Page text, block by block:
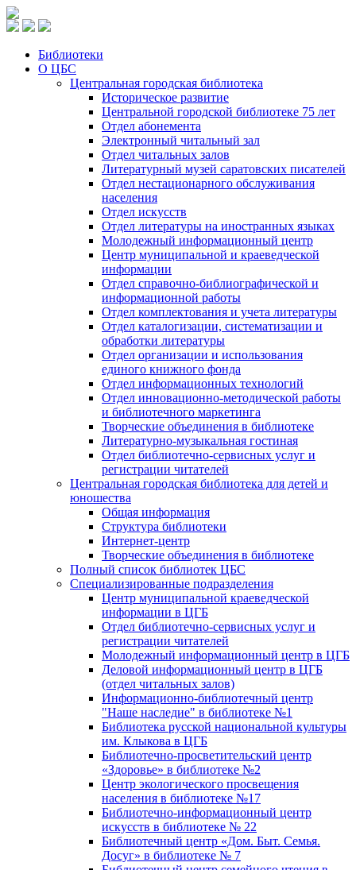
Библиотеки
О ЦБС
Центральная городская библиотека
Историческое развитие
Центральной городской библиотеке 75 лет
Отдел абонемента
Электронный читальный зал
Отдел читальных залов
Литературный музей саратовских писателей
Отдел нестационарного обслуживания
населения
Отдел искусств
Отдел литературы на иностранных языках
Молодежный информационный центр
Центр муниципальной и краеведческой
информации
Отдел справочно-библиографической и
информационной работы
Отдел комплектования и учета литературы
Отдел каталогизации, систематизации и
обработки литературы
Отдел организации и использования
единого книжного фонда
Отдел информационных технологий
Отдел инновационно-методической работы
и библиотечного маркетинга
Творческие объединения в библиотеке
Литературно-музыкальная гостиная
Отдел библиотечно-сервисных услуг и
регистрации читателей
Центральная городская библиотека для детей и
юношества
Общая информация
Структура библиотеки
Интернет-центр
Творческие объединения в библиотеке
Полный список библиотек ЦБС
Специализированные подразделения
Центр муниципальной краеведческой
информации в ЦГБ
Отдел библиотечно-сервисных услуг и
регистрации читателей
Молодежный информационный центр в ЦГБ
Деловой информационный центр в ЦГБ
(отдел читальных залов)
Информационно-библиотечный центр
"Наше наследие" в библиотеке №1
Библиотека русской национальной культуры
им. Клыкова в ЦГБ
Библиотечно-просветительский центр
«Здоровье» в библиотеке №2
Центр экологического просвещения
населения в библиотеке №17
Библиотечно-информационный центр
искусств в библиотеке № 22
Библиотечный центр «Дом. Быт. Семья.
Досуг» в библиотеке № 7